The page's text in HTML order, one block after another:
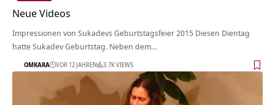
Neue Videos
Impressionen von Sukadevs Geburtstagsfeier 2015 Diesen Dientag
hatte Sukadev Geburtstag. Neben dem…
OMKARA VOR 12 JAHREN 3.7K VIEWS